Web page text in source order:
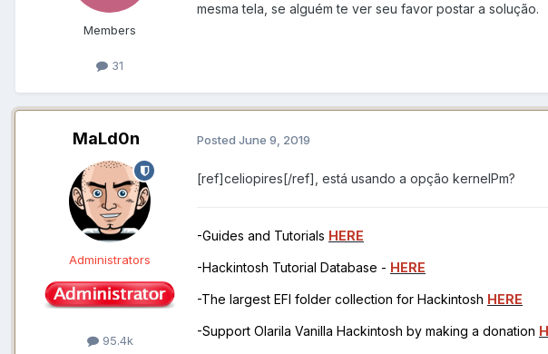
Members
31
mesma tela, se alguém te ver seu favor postar a solução.
MaLd0n
Administrators
95.4k
Posted June 9, 2019
[ref]celiopires[/ref], está usando a opção kernelPm?
-Guides and Tutorials HERE
-Hackintosh Tutorial Database - HERE
-The largest EFI folder collection for Hackintosh HERE
-Support Olarila Vanilla Hackintosh by making a donation